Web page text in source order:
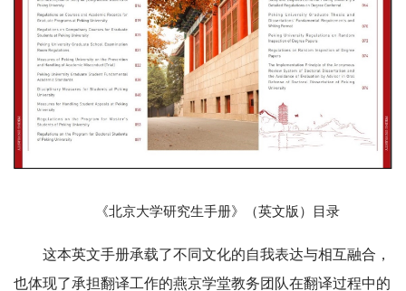
《北京大学研究生手册》（英文版）目录
这本英文手册承载了不同文化的自我表达与相互融合，
也体现了承担翻译工作的燕京学堂教务团队在翻译过程中的